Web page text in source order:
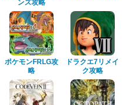
ンズ攻略
ポケモンFRLG攻
略
ドラクエ7リメイ
ク攻略